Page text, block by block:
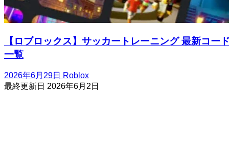
【ロブロックス】サッカートレーニング 最新コー
一覧
2026年6月29日 Roblox
最終更新日 2026年6月2日